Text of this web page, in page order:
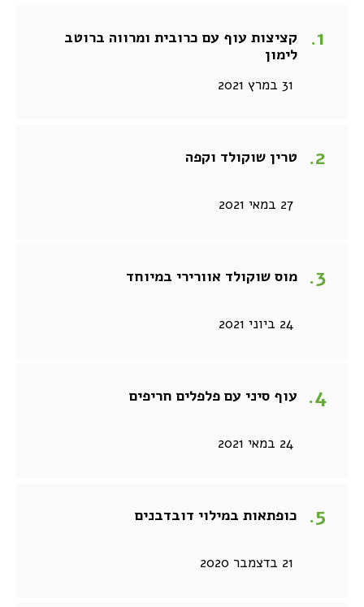
קציצות עוף עם כרובית ומרווה ברוטב
לימון
31 במרץ 2021
טרין שוקולד וקפה
27 במאי 2021
מוס שוקולד אוורירי במיוחד
24 ביוני 2021
עוף סיני עם פלפלים חריפים
24 במאי 2021
כופתאות במילוי דובדבנים
21 בדצמבר 2020